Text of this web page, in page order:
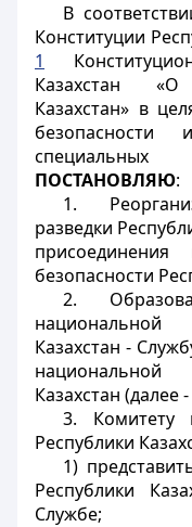
В
Конституции
1
Казахстан «О
Казахстан» в
безопасности
специальных
ПОСТАНОВЛЯЮ:
1.
разведки
безопасности
2.
национальной
Казахстан -
национальной
Казахстан (далее
3. Комитету
Республики
1)
Республики
Службе;